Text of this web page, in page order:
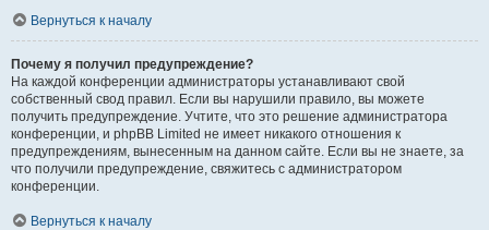
Вернуться к началу
Почему я получил предупреждение?
На каждой конференции администраторы устанавливают свой
собственный свод правил. Если вы нарушили правило, вы можете
получить предупреждение. Учтите, что это решение администратора
конференции, и phpBB Limited не имеет никакого отношения к
предупреждениям, вынесенным на данном сайте. Если вы не знаете, за
что получили предупреждение, свяжитесь с администратором
конференции.
Вернуться к началу